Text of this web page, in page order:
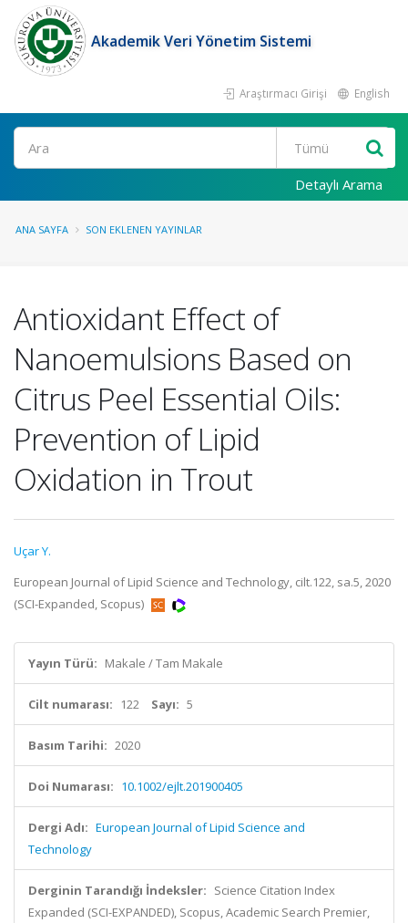
Akademik Veri Yönetim Sistemi
Araştırmacı Girişi English
Ara
Detaylı Arama
ANA SAYFA SON EKLENEN YAYINLAR
Antioxidant Effect of
Nanoemulsions Based on
Citrus Peel Essential Oils:
Prevention of Lipid
Oxidation in Trout
Uçar Y.
European Journal of Lipid Science and Technology, cilt.122, sa.5, 2020
(SCI-Expanded, Scopus)
Yayın Türü: Makale / Tam Makale
Cilt numarası: 122 Sayı: 5
Basım Tarihi: 2020
Doi Numarası: 10.1002/ejlt.201900405
Dergi Adı: European Journal of Lipid Science and
Technology
Derginin Tarandığı İndeksler: Science Citation Index
Expanded (SCI-EXPANDED), Scopus, Academic Search Premier,